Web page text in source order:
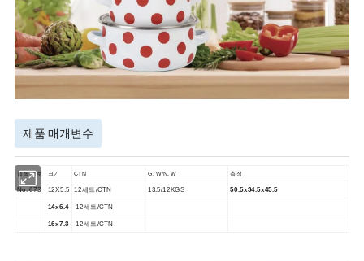
제품 매개변수
품목 번호 크기 CTN G. W/N. W 측정
No. 673 12X5.5 12세트/CTN 13.5/12KGS 50.5x34.5x45.5
14x6.4 12세트/CTN
16x7.3 12세트/CTN